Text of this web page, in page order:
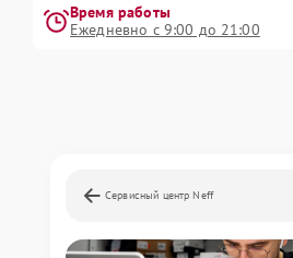
Время работы
Ежедневно с 9:00 до 21:00
Сервисный центр Neff